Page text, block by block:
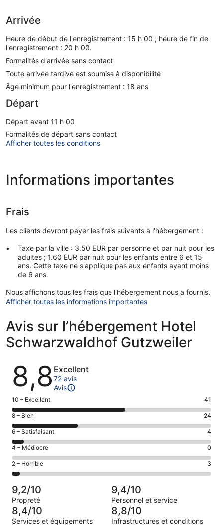
Arrivée
Heure de début de l'enregistrement : 15 h 00 ; heure de fin de
l'enregistrement : 20 h 00.
Formalités d'arrivée sans contact
Toute arrivée tardive est soumise à disponibilité
Âge minimum pour l'enregistrement : 18 ans
Départ
Départ avant 11 h 00
Formalités de départ sans contact
Afficher toutes les conditions
Informations importantes
Frais
Les clients devront payer les frais suivants à l'hébergement :
Taxe par la ville : 3.50 EUR par personne et par nuit pour les
adultes ; 1.60 EUR par nuit pour les enfants entre 6 et 15
ans. Cette taxe ne s'applique pas aux enfants ayant moins
de 6 ans.
Nous affichons tous les frais que l'hébergement nous a fournis.
Afficher toutes les informations importantes
Avis sur l’hébergement Hotel
Schwarzwaldhof Gutzweiler
Avis
8,8 Excellent
72 avis
Avis
Note
des
voyageurs
de 10
(Excellent),
d’après 41 avis
sur 72.
10 – Excellent 41
Note
des
voyageurs
de 8
(Bien),
d’après 24 avis
sur 72.
8 – Bien 24
Note
des
voyageurs
de 6
(Satisfaisant),
sur 72.
6 – Satisfaisant 4
Note
des
voyageurs
de 4
(Médiocre),
d’après 0 avis
sur 72.
4 – Médiocre 0
Note
des
voyageurs
de 2
(Horrible),
d’après 3 avis
2 – Horrible 3
9,2/10
Propreté
9,4/10
Personnel et service
8,4/10
Services et équipements
8,8/10
Infrastructures et conditions